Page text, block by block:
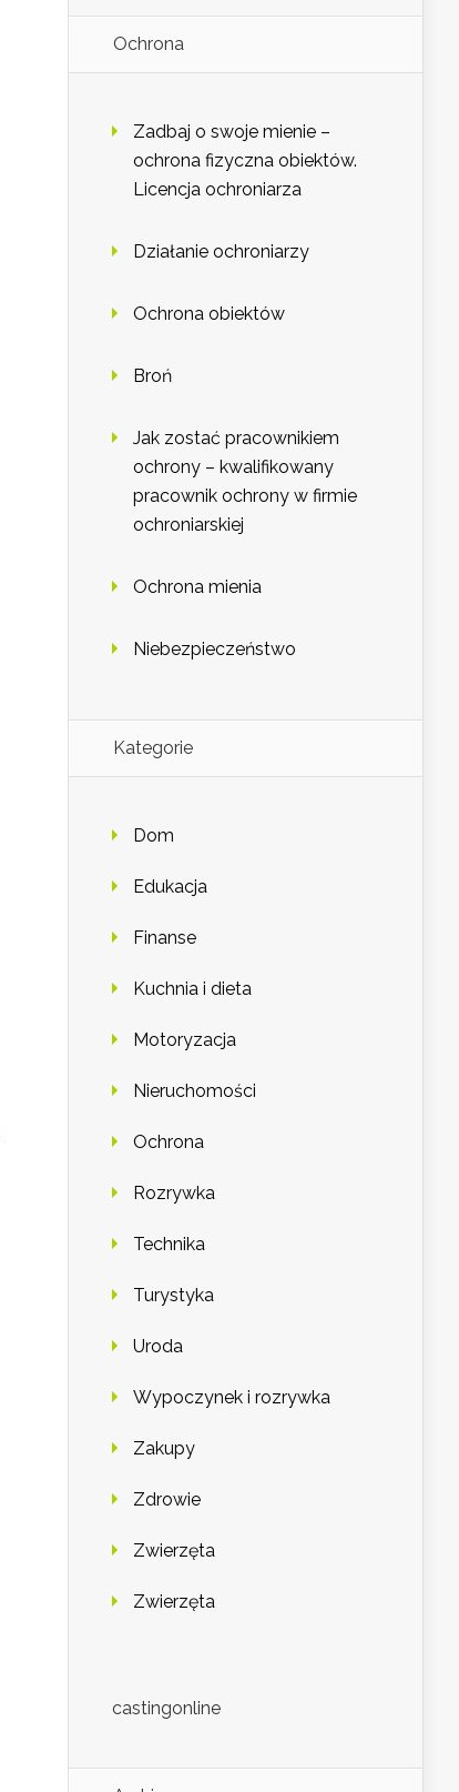
Ochrona
Zadbaj o swoje mienie –
ochrona fizyczna obiektów.
Licencja ochroniarza
Działanie ochroniarzy
Ochrona obiektów
Broń
Jak zostać pracownikiem
ochrony – kwalifikowany
pracownik ochrony w firmie
ochroniarskiej
Ochrona mienia
Niebezpieczeństwo
Kategorie
Dom
Edukacja
Finanse
Kuchnia i dieta
Motoryzacja
Nieruchomości
Ochrona
Rozrywka
Technika
Turystyka
Uroda
Wypoczynek i rozrywka
Zakupy
Zdrowie
Zwierzęta
Zwierzęta
castingonline